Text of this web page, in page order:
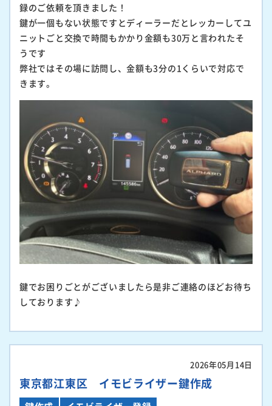
録のご依頼を頂きました！
鍵が一個もない状態ですとディーラーだとレッカーしてユ
ニットごと交換で時間もかかり金額も30万と言われたそ
うです
弊社ではその場に訪問し、金額も3分の1くらいで対応で
きます。
鍵でお困りごとがございましたら是非ご連絡のほどお待ち
しております♪
2026年05月14日
東京都江東区 イモビライザー鍵作成